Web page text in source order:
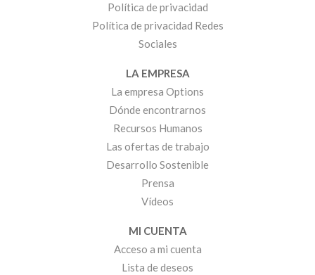
Política de privacidad
Política de privacidad Redes
Sociales
LA EMPRESA
La empresa Options
Dónde encontrarnos
Recursos Humanos
Las ofertas de trabajo
Desarrollo Sostenible
Prensa
Vídeos
MI CUENTA
Acceso a mi cuenta
Lista de deseos